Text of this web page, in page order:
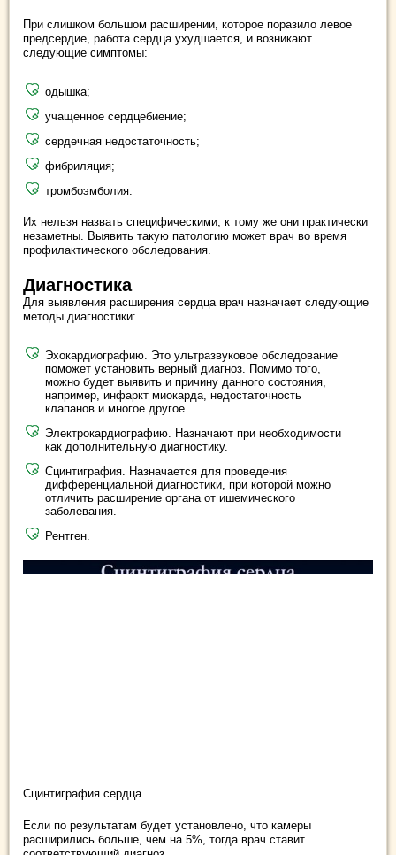
При слишком большом расширении, которое поразило левое
предсердие, работа сердца ухудшается, и возникают
следующие симптомы:
одышка;
учащенное сердцебиение;
сердечная недостаточность;
фибриляция;
тромбоэмболия.
Их нельзя назвать специфическими, к тому же они практически
незаметны. Выявить такую патологию может врач во время
профилактического обследования.
Диагностика
Для выявления расширения сердца врач назначает следующие
методы диагностики:
Эхокардиографию. Это ультразвуковое обследование
поможет установить верный диагноз. Помимо того,
можно будет выявить и причину данного состояния,
например, инфаркт миокарда, недостаточность
клапанов и многое другое.
Электрокардиографию. Назначают при необходимости
как дополнительную диагностику.
Сцинтиграфия. Назначается для проведения
дифференциальной диагностики, при которой можно
отличить расширение органа от ишемического
заболевания.
Рентген.
Сцинтиграфия сердца
Если по результатам будет установлено, что камеры
расширились больше, чем на 5%, тогда врач ставит